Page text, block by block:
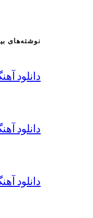
نوشته‌های
دانلود
دانلود
دانلود